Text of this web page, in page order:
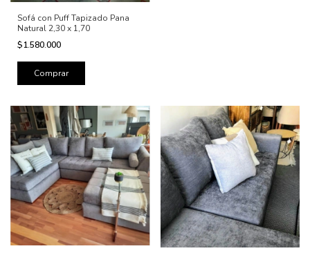
Sofá con Puff Tapizado Pana
Natural 2,30 x 1,70
$1.580.000